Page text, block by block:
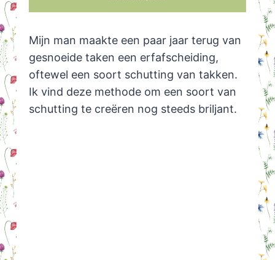
Mijn man maakte een paar jaar terug van
gesnoeide taken een erfafscheiding,
oftewel een soort schutting van takken.
Ik vind deze methode om een soort van
schutting te creëren nog steeds briljant.